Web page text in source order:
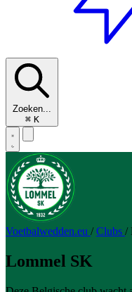
Zoeken...
⌘ K
Voetbalwedden.eu / Clubs /
Lommel SK